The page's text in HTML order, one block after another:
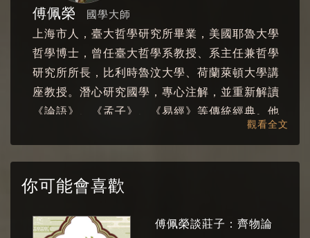
傅佩榮 國學大師
上海市人，臺大哲學研究所畢業，美國耶魯大學
哲學博士，曾任臺大哲學系教授、系主任兼哲學
研究所所長，比利時魯汶大學、荷蘭萊頓大學講
座教授。潛心研究國學，專心注解，並重新解讀
《論語》、《孟子》、《易經》等傳統經典。他
不但長年致力於國學的普及與推廣，更兼具中西
文化之深厚學養，集四十年潛心治學心得，以哲
橋梁，堪稱中西文化的擺渡者。
觀看全文
你可能會喜歡
傅佩榮談莊子：齊物論